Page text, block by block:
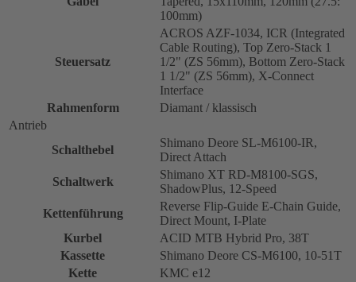
100mm)
Steuersatz
ACROS AZF-1034, ICR (Integrated
Cable Routing), Top Zero-Stack 1
1/2" (ZS 56mm), Bottom Zero-Stack
1 1/2" (ZS 56mm), X-Connect
Interface
Rahmenform
Diamant / klassisch
Antrieb
Schalthebel
Shimano Deore SL-M6100-IR,
Direct Attach
Schaltwerk
Shimano XT RD-M8100-SGS,
ShadowPlus, 12-Speed
Kettenführung
Reverse Flip-Guide E-Chain Guide,
Direct Mount, I-Plate
Kurbel
ACID MTB Hybrid Pro, 38T
Kassette
Shimano Deore CS-M6100, 10-51T
Kette
KMC e12